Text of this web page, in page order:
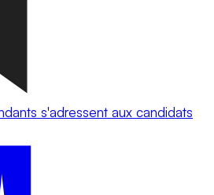
s'adressent aux candidats